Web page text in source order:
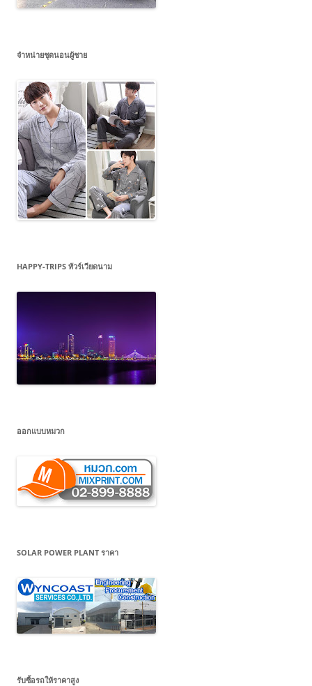
จำหน่ายชุดนอนผู้ชาย
HAPPY-TRIPS ทัวร์เวียดนาม
ออกแบบหมวก
SOLAR POWER PLANT ราคา
รับซื้อรถให้ราคาสูง